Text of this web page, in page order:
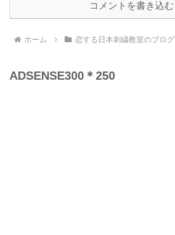
コメントを書き込む
ホーム 恋する日本刺繍教室のブログ
ADSENSE300＊250